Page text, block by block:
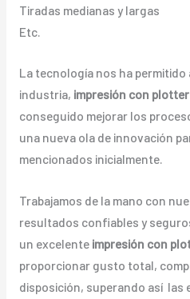
Tiradas medianas y largas
Etc.
La tecnología nos ha
industria, impresión con
conseguido mejorar los
una nueva ola de innovación
mencionados inicialmente.
Trabajamos de la mano con
resultados confiables y
un excelente impresión con
proporcionar gusto total,
disposición, superando así las